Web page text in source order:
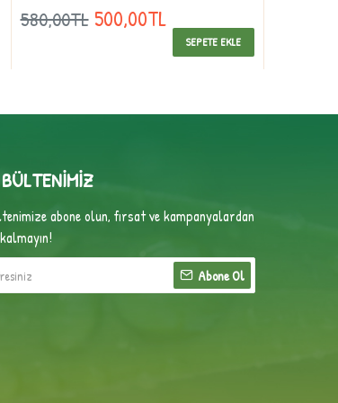
580,00TL 500,00TL
SEPETE EKLE
abone olun, fırsat ve kampanyalardan
Abone Ol